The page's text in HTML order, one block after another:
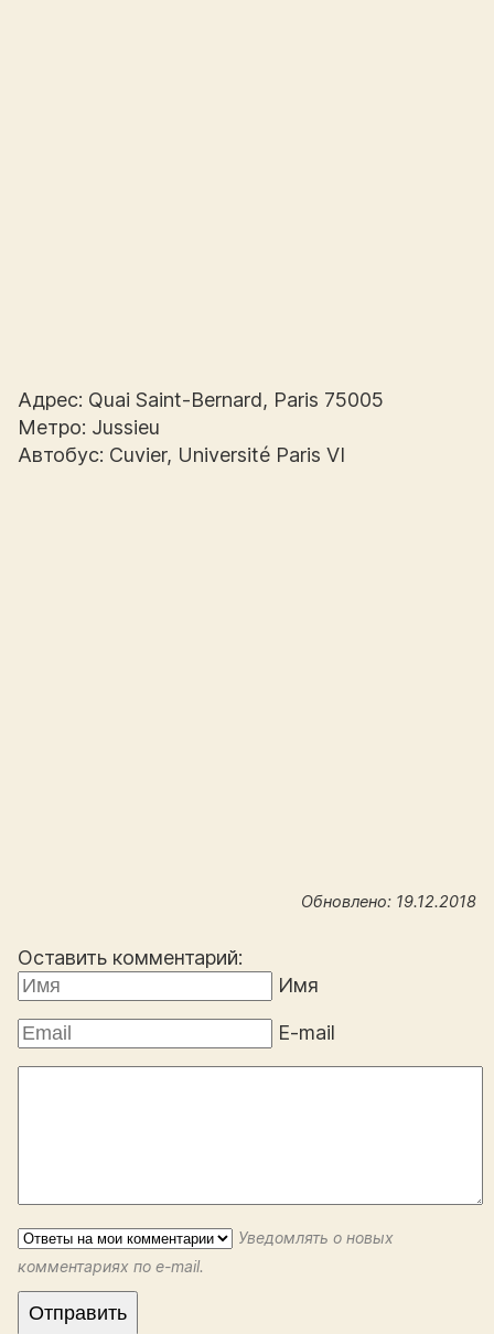
Адрес: Quai Saint-Bernard, Paris 75005
Метро: Jussieu
Автобус: Cuvier, Université Paris VI
Обновлено: 19.12.2018
Оставить комментарий:
Имя
E-mail
Уведомлять о новых
комментариях по e-mail.